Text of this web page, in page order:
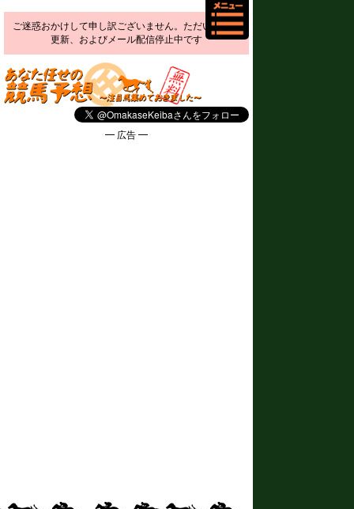
ご迷惑おかけして申し訳ございません。ただいま予想
更新、およびメール配信停止中です
━ 広告 ━